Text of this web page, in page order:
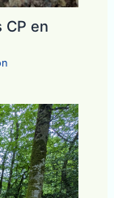
CP en